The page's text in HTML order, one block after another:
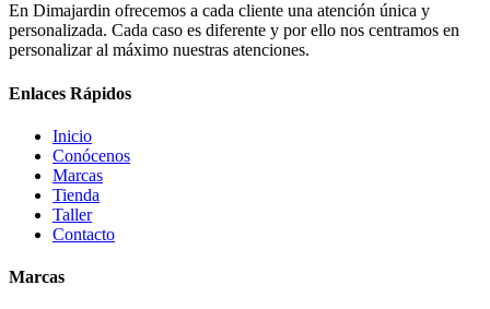
En Dimajardin ofrecemos a cada cliente una atención única y
personalizada. Cada caso es diferente y por ello nos centramos en
personalizar al máximo nuestras atenciones.
Enlaces Rápidos
Inicio
Conócenos
Marcas
Tienda
Taller
Contacto
Marcas